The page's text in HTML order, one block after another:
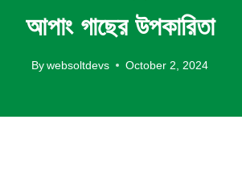
আপাং গাছের উপকারিতা
By websoltdevs October 2, 2024